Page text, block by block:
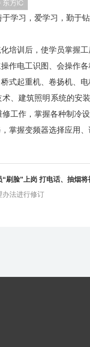
学习，爱学习，勤于
培训后，使学员掌握
作电工识图、会操作
式起重机、卷扬机、
、建筑照明系统的安
工作，掌握各种制冷
掌握变频器选择应用
刷脸”上岗 打电话、抽烟
办法进行修订